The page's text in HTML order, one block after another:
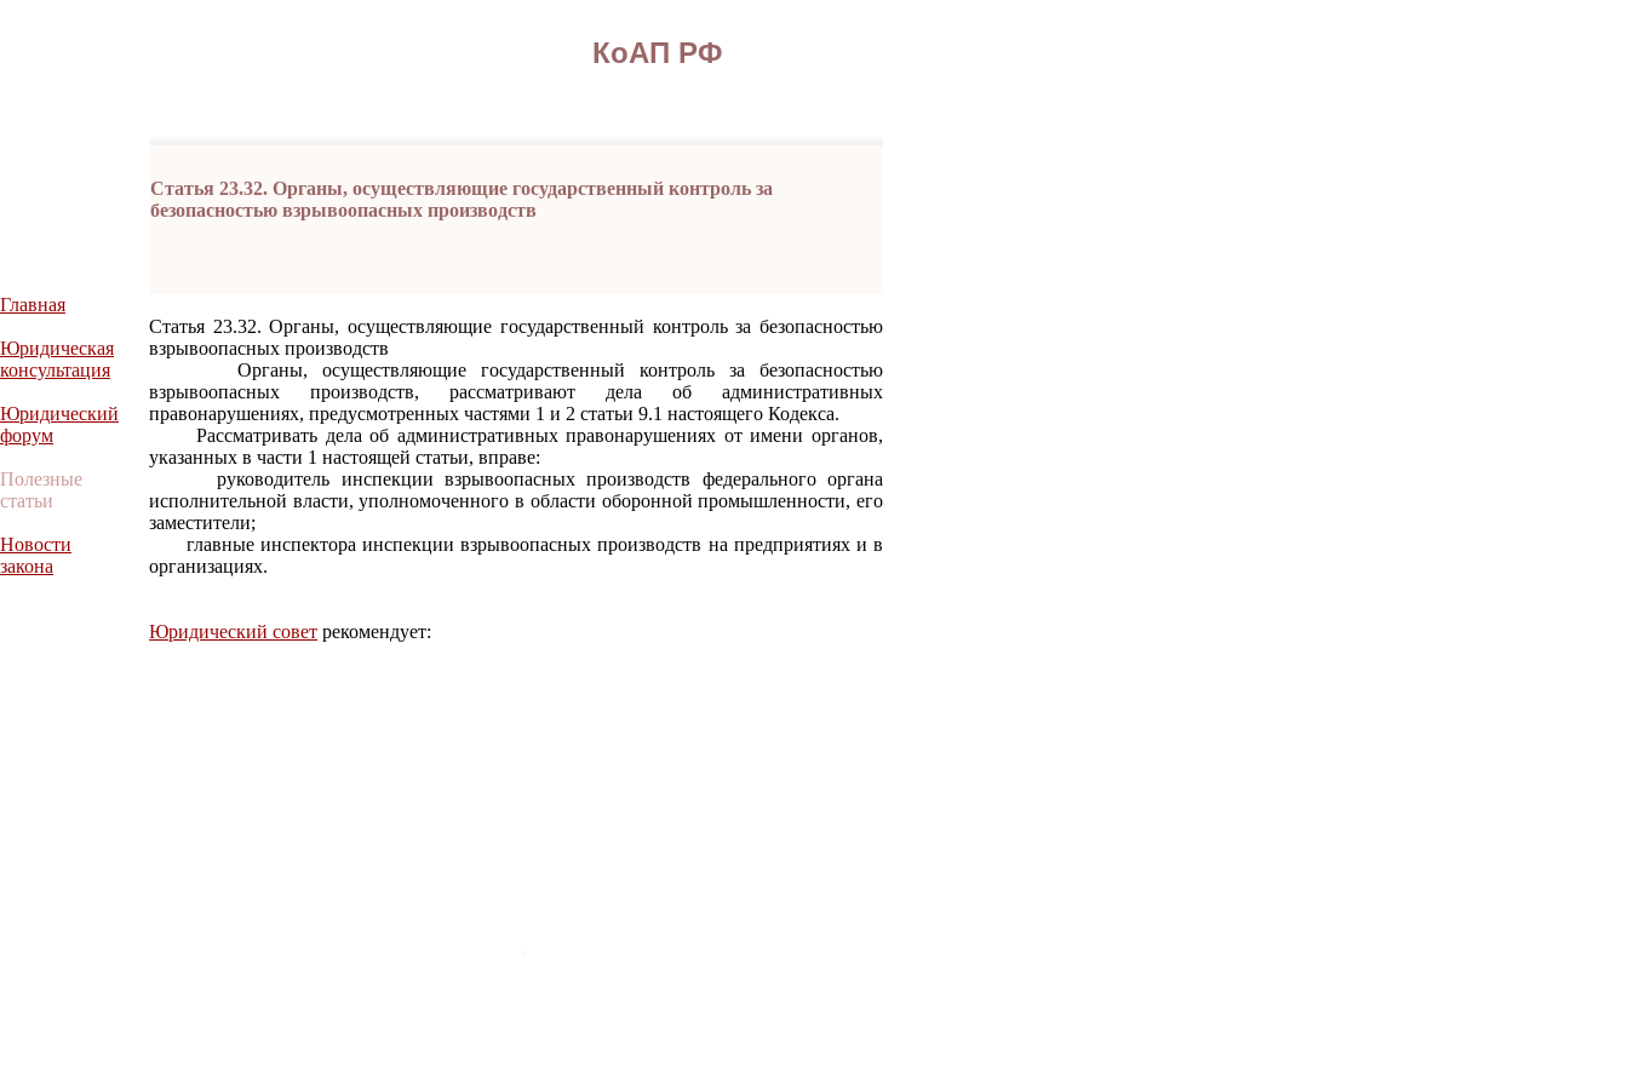
КоАП РФ
Статья 23.32. Органы, осуществляющие государственный контроль за
безопасностью взрывоопасных производств
Главная
Юридическая
консультация
Юридический
форум
Полезные
статьи
Новости
закона
Статья 23.32. Органы, осуществляющие государственный контроль за безопасностью
взрывоопасных производств
Органы, осуществляющие государственный контроль за безопасностью
взрывоопасных производств, рассматривают дела об административных
правонарушениях, предусмотренных частями 1 и 2 статьи 9.1 настоящего Кодекса.
Рассматривать дела об административных правонарушениях от имени органов,
указанных в части 1 настоящей статьи, вправе:
руководитель инспекции взрывоопасных производств федерального органа
исполнительной власти, уполномоченного в области оборонной промышленности, его
заместители;
главные инспектора инспекции взрывоопасных производств на предприятиях и в
организациях.
Юридический совет рекомендует: